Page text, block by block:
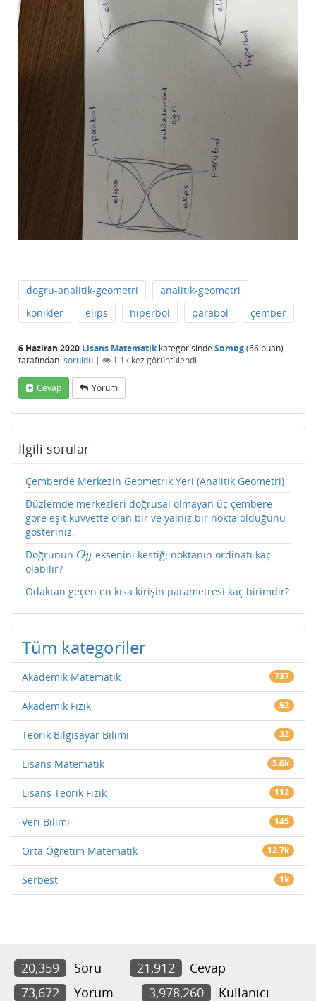
dogru-analitik-geometri
analitik-geometri
konikler
elips hiperbol parabol çember
6 Haziran 2020 Lisans Matematikkategorisinde Sbmbg(66 puan)
tarafından soruldu | 1.1k kez görüntülendi
Cevap Yorum
İlgili sorular
Çemberde Merkezin Geometrik Yeri (Analitik Geometri)
Düzlemde merkezleri doğrusal olmayan üç çembere
göre eşit kuvvette olan bir ve yalnız bir nokta olduğunu
gösteriniz.
Doğrunun Oy
Oy eksenini kestiği noktanın ordinatı kaç
olabilir?
Odaktan geçen en kısa kirişin parametresi kaç birimdir?
Tüm kategoriler
Akademik Matematik 737
Akademik Fizik 52
Teorik Bilgisayar Bilimi 32
Lisans Matematik 5.6k
Lisans Teorik Fizik 112
Veri Bilimi 145
Orta Öğretim Matematik 12.7k
Serbest 1k
20,359 Soru 21,912
Cevap
73,672
Yorum 3,978,260 Kullanıcı